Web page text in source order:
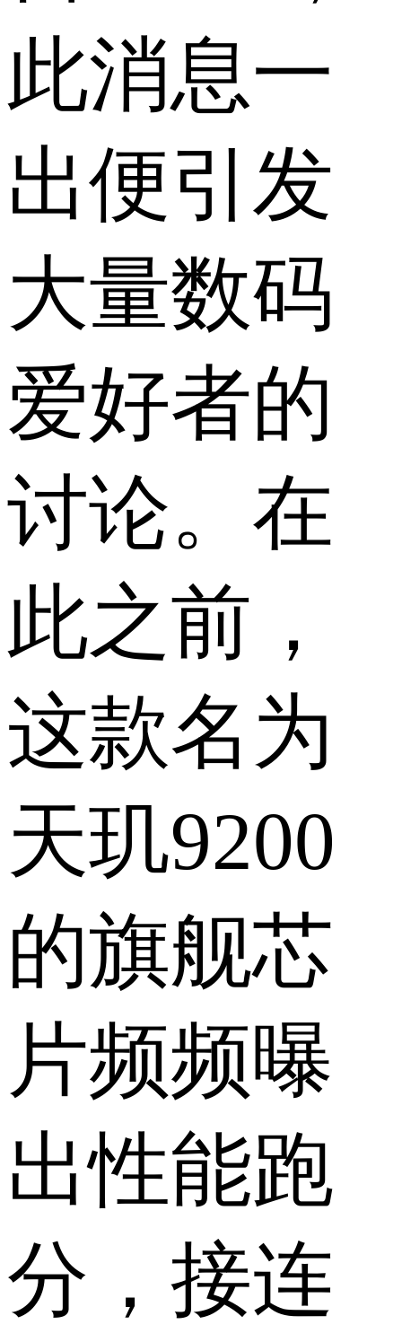
此消息一
出便引发
大量数码
爱好者的
讨论。在
此之前，
这款名为
天玑9200
的旗舰芯
片频频曝
出性能跑
分，接连